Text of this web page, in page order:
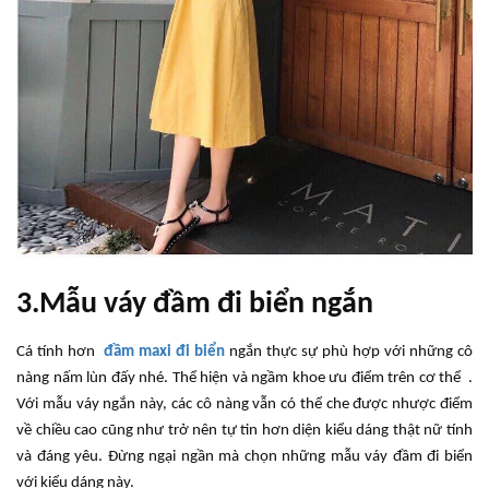
3.Mẫu váy đầm đi biển ngắn
Cá tính hơn đầm maxi đi biển ngắn thực sự phù hợp với những cô
nàng nấm lùn đấy nhé. Thể hiện và ngầm khoe ưu điểm trên cơ thể .
Với mẫu váy ngắn này, các cô nàng vẫn có thể che được nhược điểm
về chiều cao cũng như trở nên tự tin hơn diện kiểu dáng thật nữ tính
và đáng yêu. Đừng ngại ngần mà chọn những mẫu váy đầm đi biển
với kiểu dáng này.